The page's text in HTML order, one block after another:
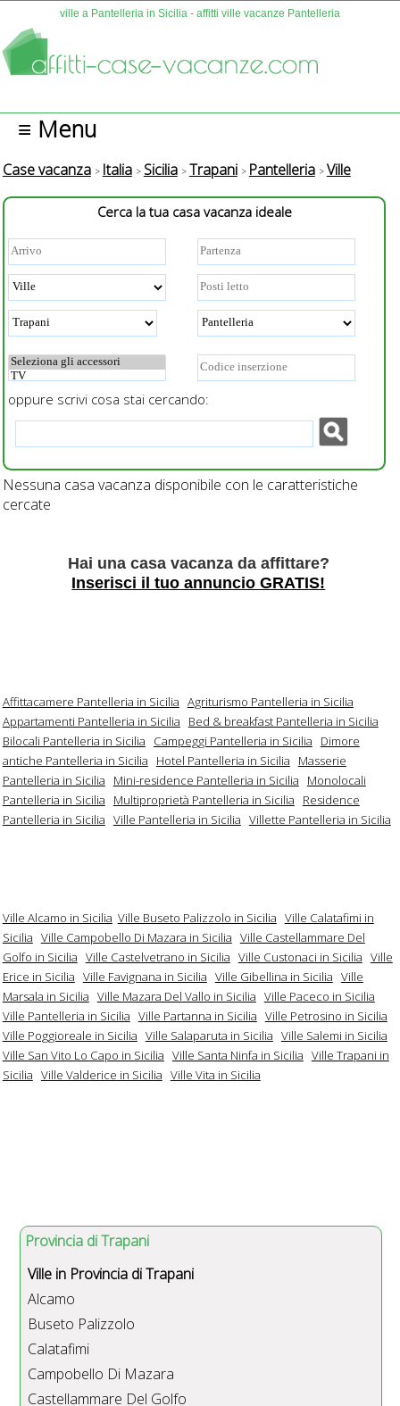
ville a Pantelleria in Sicilia - affitti ville vacanze Pantelleria
≡ Menu
Case vacanza Italia Sicilia Trapani Pantelleria Ville
Cerca la tua casa vacanza ideale
oppure scrivi cosa stai cercando:
Nessuna casa vacanza disponibile con le caratteristiche
cercate
Hai una casa vacanza da affittare?
Inserisci il tuo annuncio GRATIS!
Affittacamere Pantelleria in Sicilia Agriturismo Pantelleria in Sicilia
Appartamenti Pantelleria in Sicilia
Bed & breakfast Pantelleria in Sicilia
Bilocali Pantelleria in Sicilia
Campeggi Pantelleria in Sicilia
Dimore
antiche Pantelleria in Sicilia
Hotel Pantelleria in Sicilia
Masserie
Pantelleria in Sicilia
Mini-residence Pantelleria in Sicilia
Monolocali
Pantelleria in Sicilia
Multiproprietà Pantelleria in Sicilia
Residence
Pantelleria in Sicilia Ville Pantelleria in Sicilia Villette Pantelleria in Sicilia
Ville Alcamo in Sicilia Ville Buseto Palizzolo in Sicilia Ville Calatafimi in
Sicilia Ville Campobello Di Mazara in Sicilia Ville Castellammare Del
Golfo in Sicilia Ville Castelvetrano in Sicilia Ville Custonaci in Sicilia Ville
Erice in Sicilia Ville Favignana in Sicilia Ville Gibellina in Sicilia Ville
Marsala in Sicilia Ville Mazara Del Vallo in Sicilia Ville Paceco in Sicilia
Ville Pantelleria in Sicilia Ville Partanna in Sicilia Ville Petrosino in Sicilia
Ville Poggioreale in Sicilia Ville Salaparuta in Sicilia Ville Salemi in Sicilia
Ville San Vito Lo Capo in Sicilia Ville Santa Ninfa in Sicilia Ville Trapani in
Sicilia Ville Valderice in Sicilia Ville Vita in Sicilia
Provincia di Trapani
Ville in Provincia di Trapani
Alcamo
Buseto Palizzolo
Calatafimi
Campobello Di Mazara
Castellammare Del Golfo